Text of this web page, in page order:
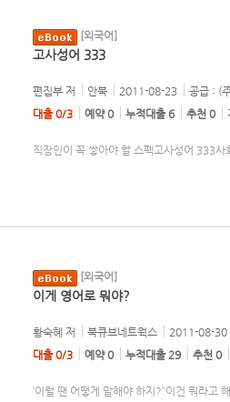
[외국어]
고사성어 333
편집부 저 안북 2011-08-23
공급 : (
대출 0/3
예약 0 누적대출 6 추천 0
직장인이 꼭 쌓아야 할 스펙고사성어 333
[외국어]
이게 영어로 뭐야?
황숙혜 저 북큐브네트웍스
2011-08-30
대출 0/3
예약 0 누적대출 29 추천 0
‘이럴 땐 어떻게 말해야 하지?’‘이건 뭐라고